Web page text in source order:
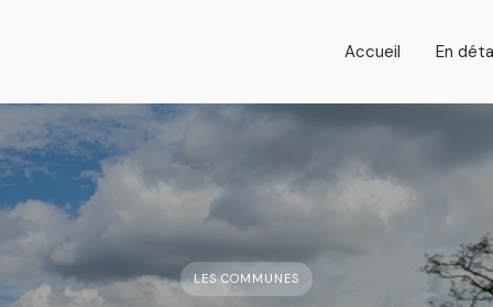
Accueil En
LES COMMUNES